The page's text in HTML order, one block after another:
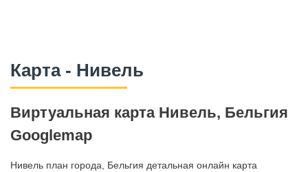
Карта - Нивель
Виртуальная карта Нивель, Бельгия
Googlemap
Нивель план города, Бельгия детальная онлайн карта